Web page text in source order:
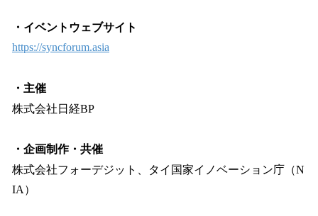
・イベントウェブサイト
https://syncforum.asia
・主催
株式会社日経BP
・企画制作・共催
株式会社フォーデジット、タイ国家イノベーション庁（N
IA）